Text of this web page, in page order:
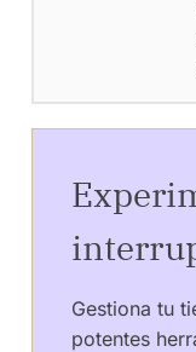
Gestiona tu
potentes